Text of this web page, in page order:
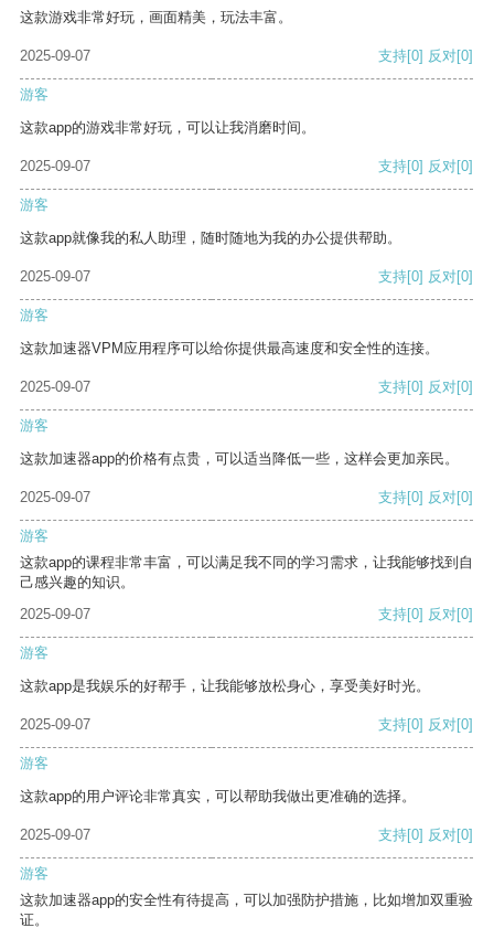
这款游戏非常好玩，画面精美，玩法丰富。
2025-09-07 支持[0] 反对[0]
游客
这款app的游戏非常好玩，可以让我消磨时间。
2025-09-07 支持[0] 反对[0]
游客
这款app就像我的私人助理，随时随地为我的办公提供帮助。
2025-09-07 支持[0] 反对[0]
游客
这款加速器VPM应用程序可以给你提供最高速度和安全性的连接。
2025-09-07 支持[0] 反对[0]
游客
这款加速器app的价格有点贵，可以适当降低一些，这样会更加亲民。
2025-09-07 支持[0] 反对[0]
游客
这款app的课程非常丰富，可以满足我不同的学习需求，让我能够找到自
己感兴趣的知识。
2025-09-07
支持[0] 反对[0]
游客
这款app是我娱乐的好帮手，让我能够放松身心，享受美好时光。
2025-09-07 支持[0] 反对[0]
游客
这款app的用户评论非常真实，可以帮助我做出更准确的选择。
2025-09-07 支持[0] 反对[0]
游客
这款加速器app的安全性有待提高，可以加强防护措施，比如增加双重验
证。